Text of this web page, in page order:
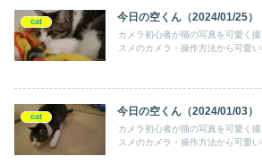
cat 今日の空くん（2024/01/25）
カメラ初心者が猫の写真を可愛く
スメのカメラ・操作方法から可愛
cat 今日の空くん（2024/01/03）
カメラ初心者が猫の写真を可愛く
スメのカメラ・操作方法から可愛